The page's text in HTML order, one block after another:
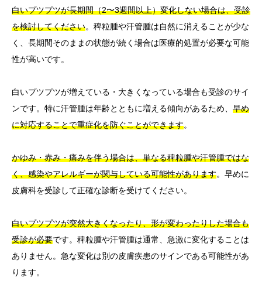
白いプツプツが長期間（2〜3週間以上）変化しない場合は、受診
を検討してください。稗粒腫や汗管腫は自然に消えることが少な
く、長期間そのままの状態が続く場合は医療的処置が必要な可能
性が高いです。
白いプツプツが増えている・大きくなっている場合も受診のサイ
ンです。特に汗管腫は年齢とともに増える傾向があるため、 早め
に対応することで重症化を防ぐことができます。
かゆみ・赤み・痛みを伴う場合は、単なる稗粒腫や汗管腫ではな
く、感染やアレルギーが関与している可能性があります。早めに
皮膚科を受診して正確な診断を受けてください。
白いプツプツが突然大きくなったり、形が変わったりした場合も
受診が必要です。稗粒腫や汗管腫は通常、急激に変化することは
ありません。急な変化は別の皮膚疾患のサインである可能性があ
ります。